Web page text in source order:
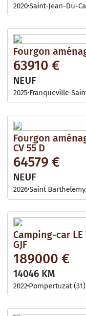
2020Saint-Jean-Du-
Fourgon
63910 €
NEUF
2025 Franqueville-
Fourgon
CV 55 D
64579 €
NEUF
2026Saint
Camping-car LE
GJF
189000 €
14046 KM
2022 Pompertuzat (31)